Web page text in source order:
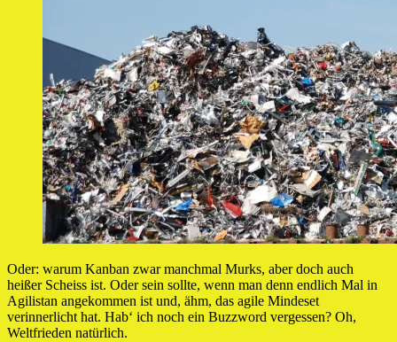
Oder: warum Kanban zwar manchmal Murks, aber doch auch
heißer Scheiss ist. Oder sein sollte, wenn man denn endlich Mal in
Agilistan angekommen ist und, ähm, das agile Mindeset
verinnerlicht hat. Hab‘ ich noch ein Buzzword vergessen? Oh,
Weltfrieden natürlich.